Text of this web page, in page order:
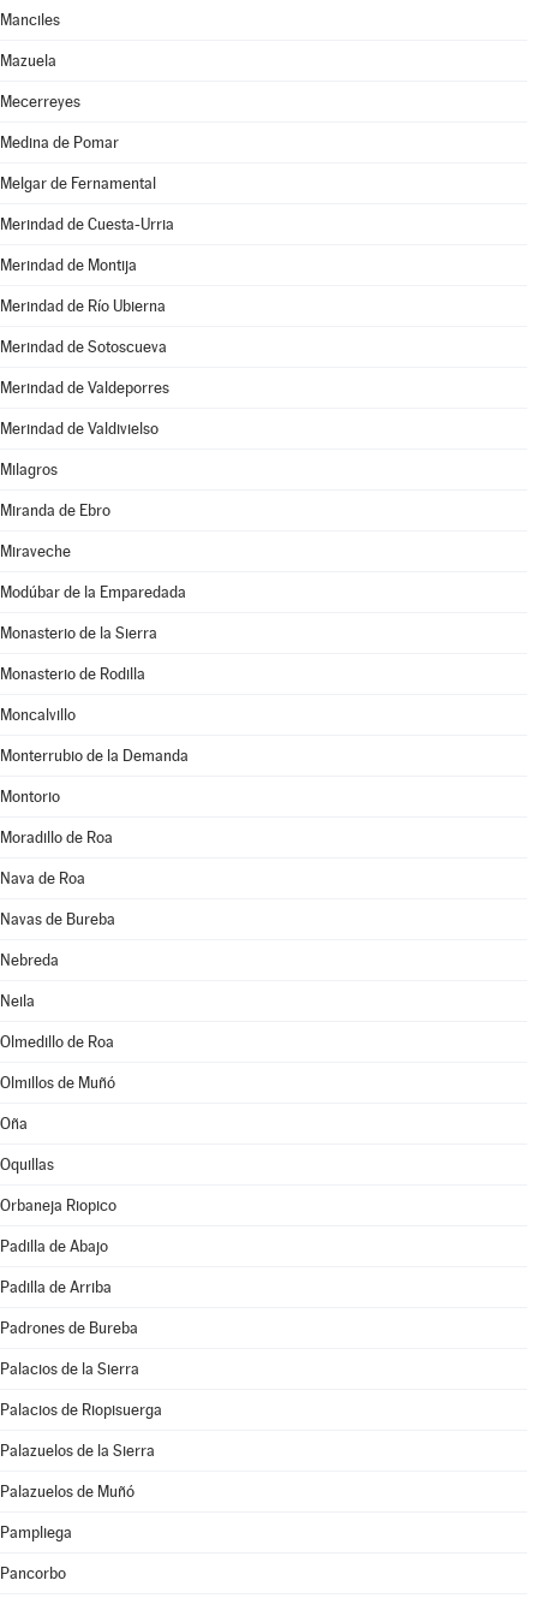
Manciles
Mazuela
Mecerreyes
Medina de Pomar
Melgar de Fernamental
Merindad de Cuesta-Urria
Merindad de Montija
Merindad de Río Ubierna
Merindad de Sotoscueva
Merindad de Valdeporres
Merindad de Valdivielso
Milagros
Miranda de Ebro
Miraveche
Modúbar de la Emparedada
Monasterio de la Sierra
Monasterio de Rodilla
Moncalvillo
Monterrubio de la Demanda
Montorio
Moradillo de Roa
Nava de Roa
Navas de Bureba
Nebreda
Neila
Olmedillo de Roa
Olmillos de Muñó
Oña
Oquillas
Orbaneja Riopico
Padilla de Abajo
Padilla de Arriba
Padrones de Bureba
Palacios de la Sierra
Palacios de Riopisuerga
Palazuelos de la Sierra
Palazuelos de Muñó
Pampliega
Pancorbo